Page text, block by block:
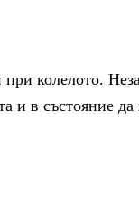
колелото.
и в състояние